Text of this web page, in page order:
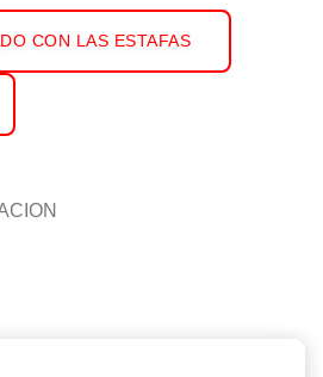
CON LAS ESTAFAS